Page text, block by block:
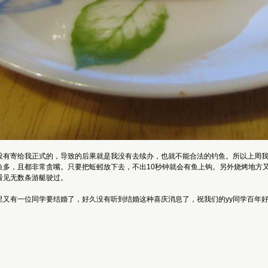
寄给我正式的，导致的后果就是我没有去续办，也就不能合法的钓鱼。所以上
，且都非常贪嘴。只要把蚯蚓放下去，不出10秒钟就会有鱼上钩。另外烧烤地
无数条游艇驶过。
有一位同学要结婚了，好久没有听到结婚这种喜庆消息了，祝我们的yy同学百